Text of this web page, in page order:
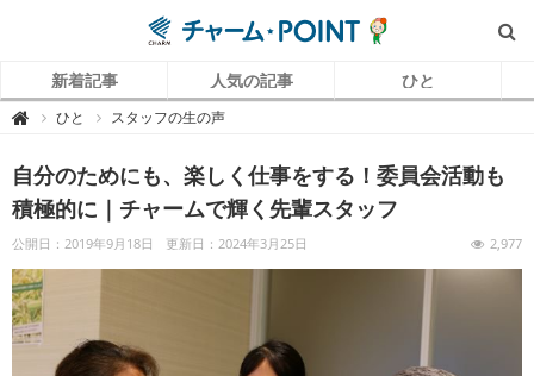
新着記事 人気の記事 ひと
 チ
P
O
I
N
（
ャ
ー
ム
ポ
イ
ン
ひと スタッフの生の声
自分のためにも、楽しく仕事をする！委員会活動も
積極的に｜チャームで輝く先輩スタッフ
公開日：2019年9月18日 更新日：2024年3月25日 2,977